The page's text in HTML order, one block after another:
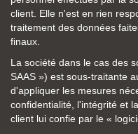
client. Elle n'est en rien
traitement des données
finaux.
La société dans le cas des
SAAS ») est sous-traitante
d'appliquer les mesures
confidentialité, l'intégrité et
client lui confie par le «